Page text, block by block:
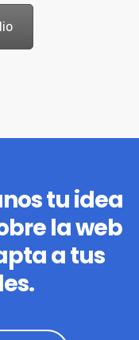
tu idea
la web
a tus